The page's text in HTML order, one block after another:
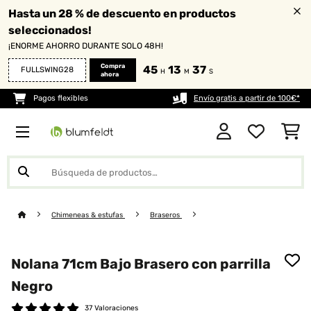
Hasta un 28 % de descuento en productos
seleccionados!
¡ENORME AHORRO DURANTE SOLO 48H!
FULLSWING28
Compra
ahora
45 H 13 M 36 S
Pagos flexibles Envío gratis a partir de 100€*
Chimeneas & estufas Braseros
Nolana 71cm Bajo Brasero con parrilla
Negro
37 Valoraciones